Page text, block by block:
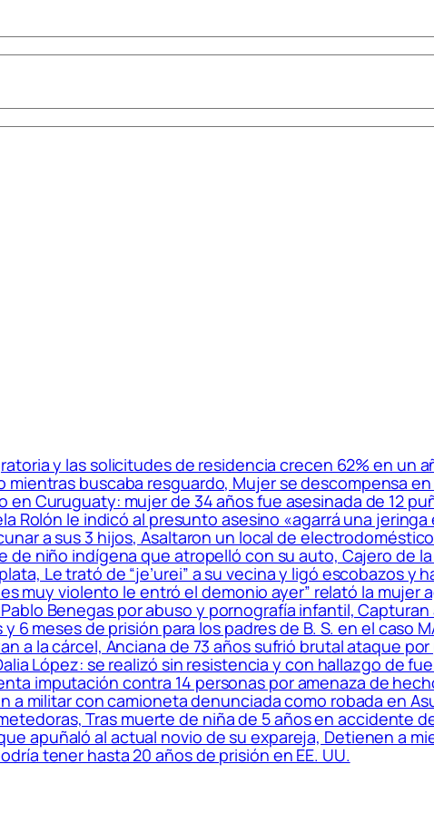
y las solicitudes de residencia crecen 62% en un
buscaba resguardo, Mujer se descompensa
Curuguaty: mujer de 34 años fue asesinada de 12
Rolón le indicó al presunto asesino «agarrá una
a sus 3 hijos, Asaltaron un local de
niño indígena que atropelló con su auto, Cajero de la
Le trató de “je’urei” a su vecina y ligó escobazos y
es muy violento le entró el demonio ayer” relató la mujer
Benegas por abuso y pornografía infantil,
6 meses de prisión para los padres de B. S. en el caso
a la cárcel, Anciana de 73 años sufrió brutal ataque
López: se realizó sin resistencia y con hallazgo de
imputación contra 14 personas por amenaza de
militar con camioneta denunciada como robada en
Tras muerte de niña de 5 años en accidente
apuñaló al actual novio de su expareja, Detienen a
tener hasta 20 años de prisión en EE. UU.